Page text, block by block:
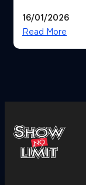
ได้ 53,000
16/01/2026
Read More